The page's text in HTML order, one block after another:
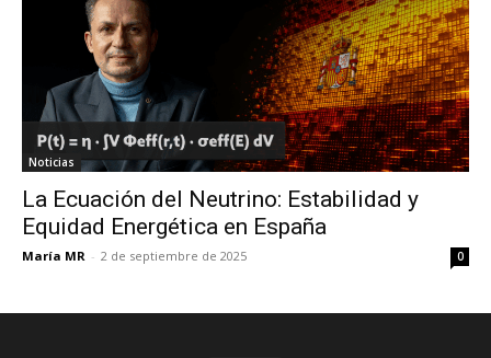
Noticias
La Ecuación del Neutrino: Estabilidad y
Equidad Energética en España
María MR - 2 de septiembre de 2025 0